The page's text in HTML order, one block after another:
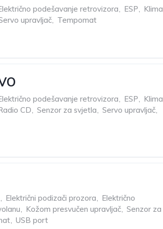
podešavanje retrovizora ESP
Klima
upravljač Tempomat
podešavanje retrovizora, ESP, Klima
CD, Senzor za svjetla, Servo upravljač,
, Električni podizači prozora, Električno
, Kožom presvučen upravljač, Senzor za
, USB port